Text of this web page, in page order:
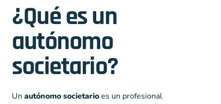
¿Qué es un
autónomo
societario?
Un autónomo societarioes un profesional